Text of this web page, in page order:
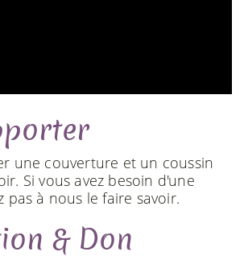
une couverture et un coussin
Si vous avez besoin d'une
pas à nous le faire savoir.
& Don